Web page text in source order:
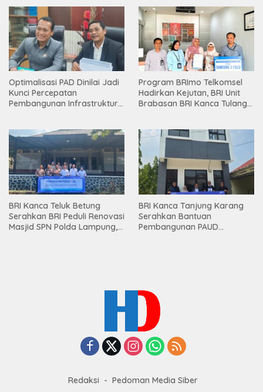
Optimalisasi PAD Dinilai Jadi
Kunci Percepatan
Pembangunan Infrastruktur
Program BRImo Telkomsel
Hadirkan Kejutan, BRI Unit
Brabasan BRI Kanca Tulang
Mesuji
BRI Kanca Teluk Betung
Serahkan BRI Peduli Renovasi
Masjid SPN Polda Lampung,
BRI Kanca Tanjung Karang
Serahkan Bantuan
Pembangunan PAUD
Redaksi
Pedoman Media Siber